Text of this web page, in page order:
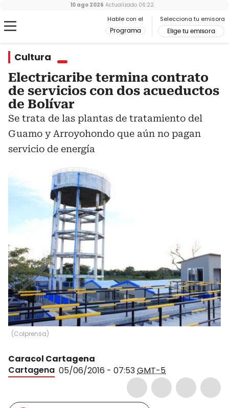
Hable con el
Programa
Selecciona tu emisora
Elige tu emisora
10 ago 2026 Actualizado 06:22
Cultura
Electricaribe termina contrato
de servicios con dos acueductos
de Bolívar
Se trata de las plantas de tratamiento del
Guamo y Arroyohondo que aún no pagan
servicio de energía
(Colprensa)
Caracol Cartagena
Cartagena 05/06/2016 - 07:53GMT-5